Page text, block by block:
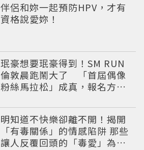
伴侶和妳一起預防HPV，才有
資格說愛妳！
珉豪想要珉豪得到！SM RUN
倫敦晨跑鬧大了 「首屆偶像
粉絲馬拉松」成真，報名方式
明知道不快樂卻離不開！揭開
「有毒關係」的情感陷阱 那些
讓人反覆回頭的「毒愛」為何